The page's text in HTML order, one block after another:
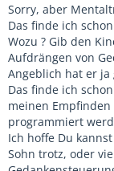
Sorry, aber
Das finde ich
Wozu ? Gib den
Aufdrängen von
Angeblich hat er ja
Das finde ich
meinen
programmiert
Ich hoffe Du
Sohn trotz, oder